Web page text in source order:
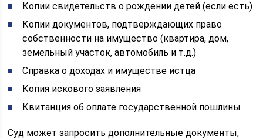
Копии свидетельств о рождении детей (если есть)
Копии документов, подтверждающих право
собственности на имущество (квартира, дом,
земельный участок, автомобиль и т.д.)
Справка о доходах и имуществе истца
Копия искового заявления
Квитанция об оплате государственной пошлины
Суд может запросить дополнительные документы,